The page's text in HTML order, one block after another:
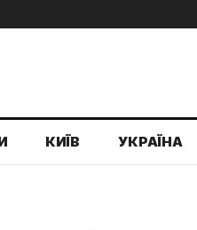
КИЇВ УКРАЇНА